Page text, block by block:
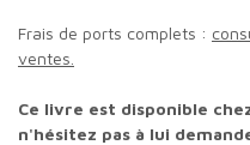
Frais de ports complets :
ventes.
Ce livre est disponible chez votre libraire habituel,
n'hésitez pas à lui